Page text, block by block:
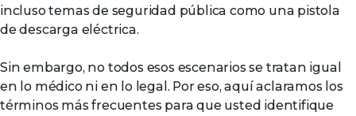
incluso temas de seguridad pública como una pistola
de descarga eléctrica.
Sin embargo, no todos esos escenarios se tratan igual
en lo médico ni en lo legal. Por eso, aquí aclaramos los
términos más frecuentes para que usted identifique